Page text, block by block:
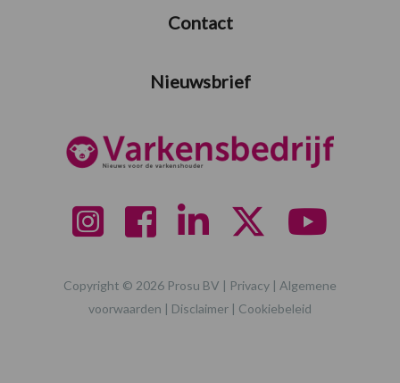
Contact
Nieuwsbrief
Copyright © 2026 Prosu BV | Privacy | Algemene
voorwaarden | Disclaimer | Cookiebeleid